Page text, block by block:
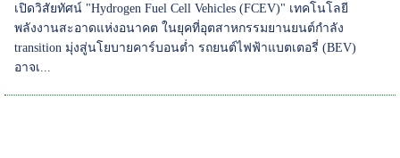
เปิดวิสัยทัศน์ "Hydrogen Fuel Cell Vehicles (FCEV)" เทคโนโลยี
พลังงานสะอาดแห่งอนาคต ในยุคที่อุตสาหกรรมยานยนต์กำลัง
transition มุ่งสู่นโยบายคาร์บอนต่ำ รถยนต์ไฟฟ้าแบตเตอรี่ (BEV)
อาจเ...